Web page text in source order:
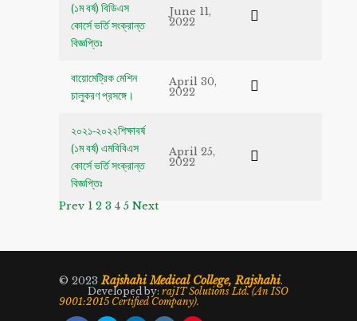
(১ম বর্ষ) বিডিএস
কোর্সে ভর্তি সংক্রান্ত
বিজ্ঞপ্তিঃ
June 11,
2022
বায়োমেট্রিক মেশিন
চালুকরণ প্রসঙ্গে।
April 30,
2022
২০২১-২০২২শিক্ষাবর্ষ
(১ম বর্ষ) এমবিবিএস
কোর্সে ভর্তি সংক্রান্ত
বিজ্ঞপ্তিঃ
April 25,
2022
Prev 1 2 3 4 5 Next
© 2023Rajshahi Medical College, Rajshahi.
Developed by: rajIT Solutions Ltd. (An ISO
9001:2015 Certified Company).